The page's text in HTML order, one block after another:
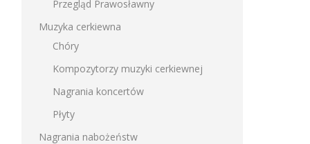
Przegląd Prawosławny
Muzyka cerkiewna
Chóry
Kompozytorzy muzyki cerkiewnej
Nagrania koncertów
Płyty
Nagrania nabożeństw